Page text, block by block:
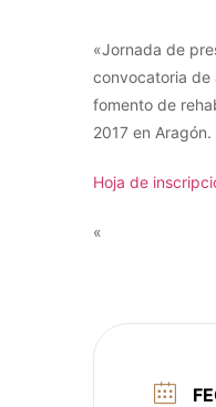
«Jornada de
convocatoria de
fomento de
2017 en Aragón.
Hoja de
«